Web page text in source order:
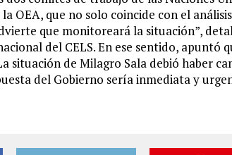
OEA, que no solo coincide con el
que monitoreará la situación”,
del CELS. En ese sentido, apuntó
situación de Milagro Sala debió haber
del Gobierno sería inmediata y